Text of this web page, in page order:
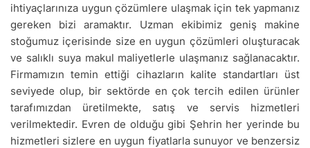
ihtiyaçlarınıza uygun çözümlere ulaşmak için tek yapmanız
gereken bizi aramaktır. Uzman ekibimiz geniş makine
stoğumuz içerisinde size en uygun çözümleri oluşturacak
ve salıklı suya makul maliyetlerle ulaşmanız sağlanacaktır.
Firmamızın temin ettiği cihazların kalite standartları üst
seviyede olup, bir sektörde en çok tercih edilen ürünler
tarafımızdan üretilmekte, satış ve servis hizmetleri
verilmektedir. Evren de olduğu gibi Şehrin her yerinde bu
hizmetleri sizlere en uygun fiyatlarla sunuyor ve benzersiz